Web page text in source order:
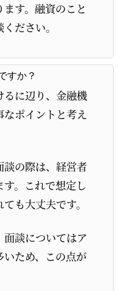
す。融資のこと
ださい。
すか？
るに辺り、金融機
ポイントと考え
談の際は、経営者
。これで想定し
も大丈夫です。
談についてはア
いため、この点が